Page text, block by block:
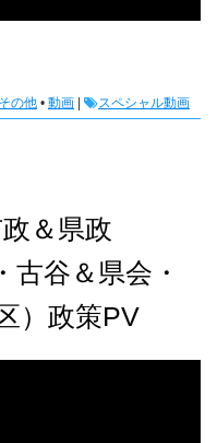
その他 • 動画 | スペシャル動画
政＆県政
谷＆県会・
）政策PV